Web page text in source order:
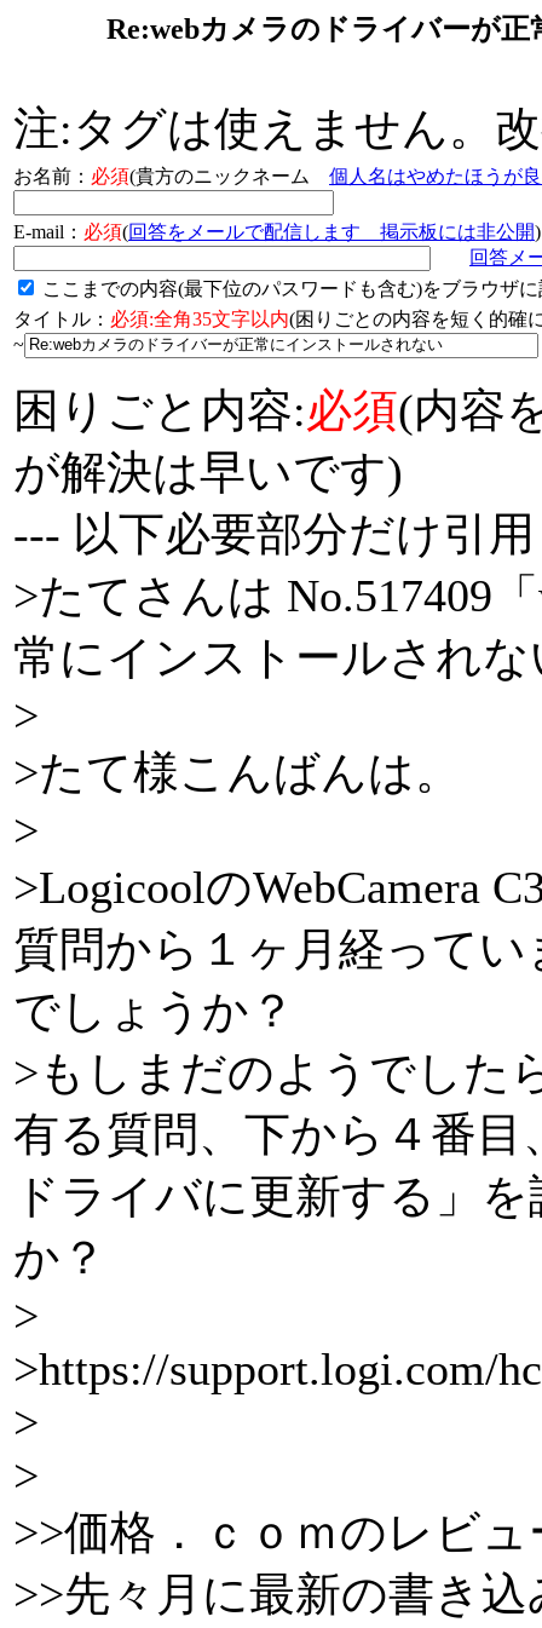
Re:webカメラのドライバーが
注:タグは使えません。
お名前： 必須(貴方のニックネーム 個人名はやめたほうが
E-mail： 必須(回答をメールで配信します 掲示板には非公開)
回答メ
ここまでの内容(最下位のパスワードも含む)をブラウザ
タイトル： 必須:全角35文字以内(困りごとの内容を短く的
~
困りごと内容:必須(内容
が解決は早いです)
--- 以下必要部分だけ引
>たてさんは No.517409
常にインストールされ
>
>たて様こんばんは。
>
>LogicoolのWebCamera
質問から１ヶ月経って
でしょうか？
>もしまだのようでした
有る質問、下から４番目
ドライバに更新する」
か？
>
>https://support.logi.com/
>
>
>>価格．ｃｏｍのレビ
>>先々月に最新の書き